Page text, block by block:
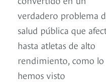
verdadero problema
salud pública que
hasta atletas de alto
rendimiento, como lo
hemos visto